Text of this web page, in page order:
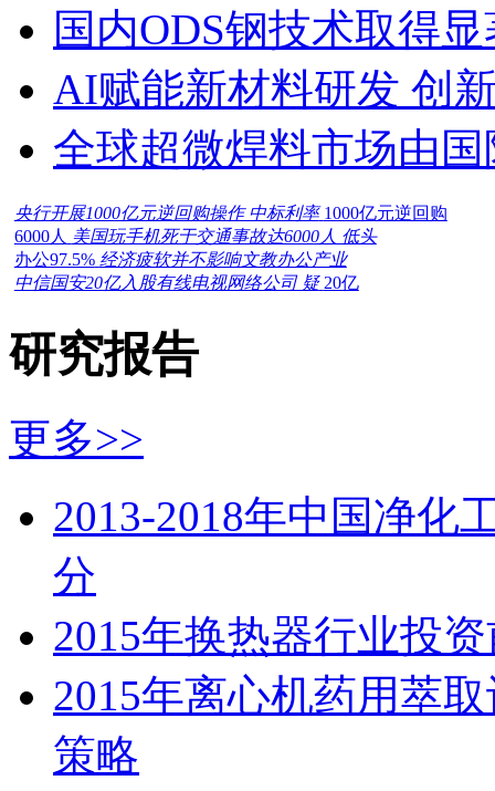
国内ODS钢技术取得
AI赋能新材料研发 创
全球超微焊料市场由
央行开展1000亿元逆回购操作 中标利率 1000亿元逆回购
6000人 美国玩手机死于交通事故达6000人 低头
办公97.5% 经济疲软并不影响文教办公产业
中信国安20亿入股有线电视网络公司 疑 20亿
研究报告
更多>>
2013-2018年中国净化
分
2015年换热器行业投
2015年离心机药用萃
策略